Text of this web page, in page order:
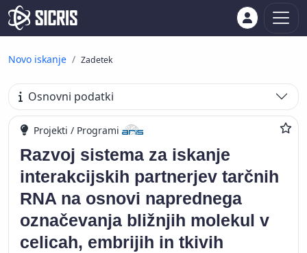
Novo iskanje Zadetek
Osnovni podatki
Projekti / Programi
Razvoj sistema za iskanje
interakcijskih partnerjev tarčnih
RNA na osnovi naprednega
označevanja bližnjih molekul v
celicah, embrijih in tkivih